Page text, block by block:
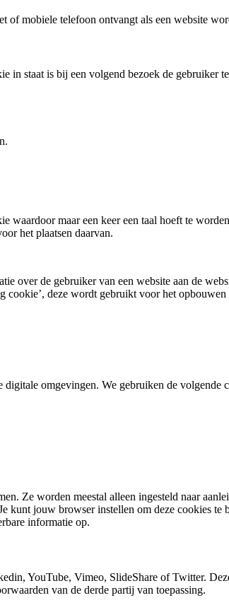
of mobiele telefoon ontvangt als een website
in staat is bij een volgend bezoek de gebruiker
maar een keer een taal hoeft te
het plaatsen daarvan.
over de gebruiker van een website aan de
deze wordt gebruikt voor het
omgevingen. We gebruiken de volgende
Ze worden meestal alleen ingesteld naar
jouw browser instellen om deze cookies te
informatie op.
YouTube, Vimeo, SlideShare of Twitter.
van de derde partij van toepassing.